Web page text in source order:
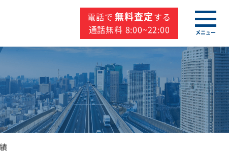
電話で 無料査定する
通話無料 8:00~22:00
メニュー